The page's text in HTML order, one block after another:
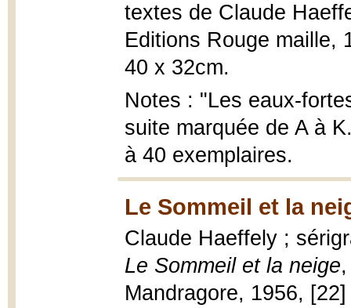
textes de Claude
Editions Rouge maille,
40 x 32cm.
Notes : "Les eaux-
suite marquée de A à
à 40 exemplaires.
Le Sommeil et la
Claude Haeffely ;
Le Sommeil et la neige
Mandragore, 1956,